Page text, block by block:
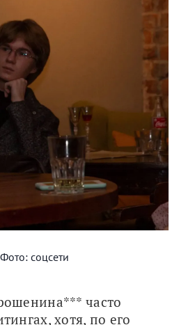
соцсети
часто
хотя, по его